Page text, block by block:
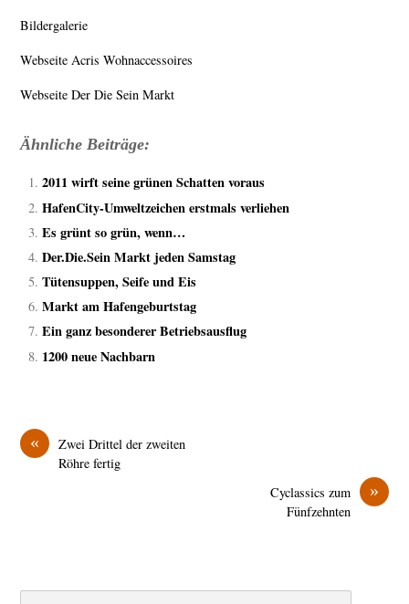
Bildergalerie
Webseite Acris Wohnaccessoires
Webseite Der Die Sein Markt
Ähnliche Beiträge:
2011 wirft seine grünen Schatten voraus
HafenCity-Umweltzeichen erstmals verliehen
Es grünt so grün, wenn…
Der.Die.Sein Markt jeden Samstag
Tütensuppen, Seife und Eis
Markt am Hafengeburtstag
Ein ganz besonderer Betriebsausflug
1200 neue Nachbarn
«
Zwei Drittel der zweiten
Röhre fertig
»
Cyclassics zum
Fünfzehnten